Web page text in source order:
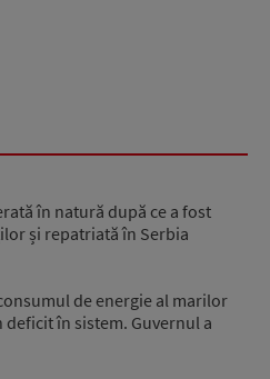
în natură după ce a fost
și repatriată în Serbia
de energie al marilor
în sistem. Guvernul a